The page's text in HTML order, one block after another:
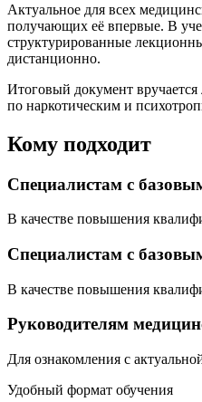
Актуальное для всех
получающих её впервые. В
структурированные
дистанционно.
Итоговый документ
по наркотическим и
Кому подходит
Специалистам с
В качестве повышения
Специалистам с
В качестве повышения
Руководителям
Для ознакомления с
Удобный формат обучения